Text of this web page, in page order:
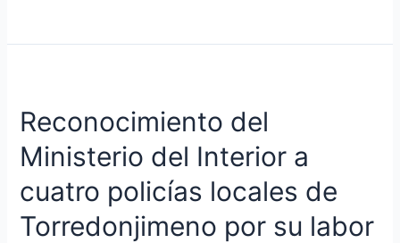
Reconocimiento del
Ministerio del Interior a
cuatro policías locales de
Torredonjimeno por su labor